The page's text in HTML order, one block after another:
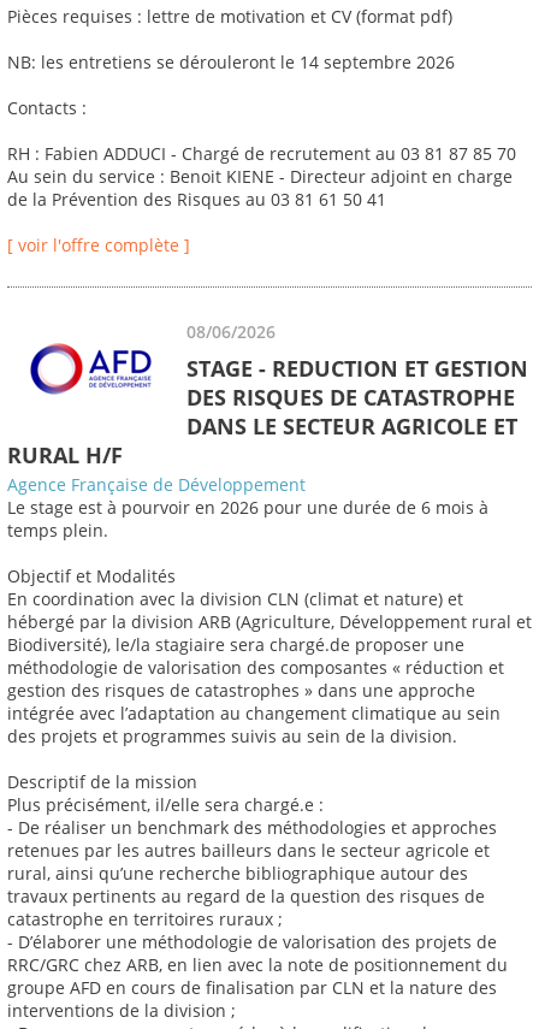
Pièces requises : lettre de motivation et CV (format pdf)
NB: les entretiens se dérouleront le 14 septembre 2026
Contacts :
RH : Fabien ADDUCI - Chargé de recrutement au 03 81 87 85 70
Au sein du service : Benoit KIENE - Directeur adjoint en charge
de la Prévention des Risques au 03 81 61 50 41
[ voir l'offre complète ]
08/06/2026
STAGE - REDUCTION ET GESTION
DES RISQUES DE CATASTROPHE
DANS LE SECTEUR AGRICOLE ET
RURAL H/F
Agence Française de Développement
Le stage est à pourvoir en 2026 pour une durée de 6 mois à
temps plein.
Objectif et Modalités
En coordination avec la division CLN (climat et nature) et
hébergé par la division ARB (Agriculture, Développement rural et
Biodiversité), le/la stagiaire sera chargé.de proposer une
méthodologie de valorisation des composantes « réduction et
gestion des risques de catastrophes » dans une approche
intégrée avec l’adaptation au changement climatique au sein
des projets et programmes suivis au sein de la division.
Descriptif de la mission
Plus précisément, il/elle sera chargé.e :
- De réaliser un benchmark des méthodologies et approches
retenues par les autres bailleurs dans le secteur agricole et
rural, ainsi qu’une recherche bibliographique autour des
travaux pertinents au regard de la question des risques de
catastrophe en territoires ruraux ;
- D’élaborer une méthodologie de valorisation des projets de
RRC/GRC chez ARB, en lien avec la note de positionnement du
groupe AFD en cours de finalisation par CLN et la nature des
interventions de la division ;